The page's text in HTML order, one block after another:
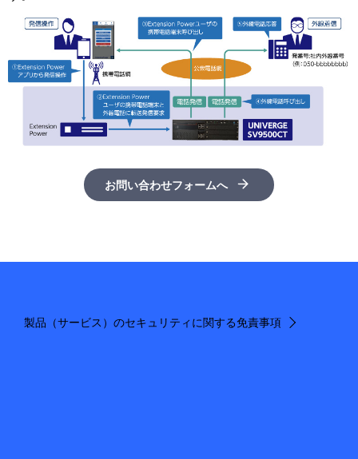
お問い合わせフォームへ
製品（サービス）のセキュリティに関する免責事項